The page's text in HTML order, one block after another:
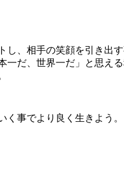
、相手の笑顔を引き出す
一だ、世界一だ」と思え
く事でより良く生きよう。